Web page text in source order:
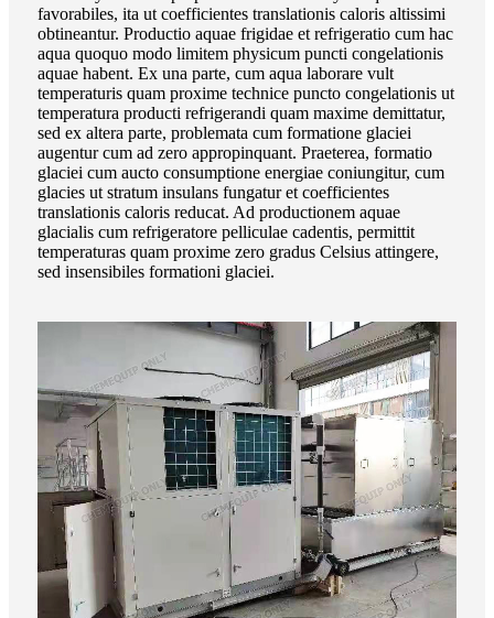
favorabiles, ita ut coefficientes translationis caloris altissimi
obtineantur. Productio aquae frigidae et refrigeratio cum hac
aqua quoquo modo limitem physicum puncti congelationis
aquae habent. Ex una parte, cum aqua laborare vult
temperaturis quam proxime technice puncto congelationis ut
temperatura producti refrigerandi quam maxime demittatur,
sed ex altera parte, problemata cum formatione glaciei
augentur cum ad zero appropinquant. Praeterea, formatio
glaciei cum aucto consumptione energiae coniungitur, cum
glacies ut stratum insulans fungatur et coefficientes
translationis caloris reducat. Ad productionem aquae
glacialis cum refrigeratore pelliculae cadentis, permittit
temperaturas quam proxime zero gradus Celsius attingere,
sed insensibiles formationi glaciei.